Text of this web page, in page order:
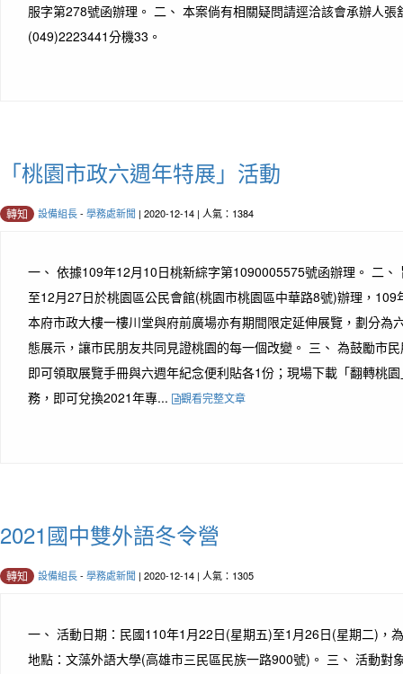
服字第278號函辦理。 二、 本案倘有相關疑問請逕洽該會承辦人張
(049)2223441分機33。
「桃園市政六週年特展」活動
轉知 設備組長- 學務處新聞 | 2020-12-14 | 人氣：1384
一、 依據109年12月10日桃新綜字第1090005575號函辦理。 二、
至12月27日於桃園區公民會館(桃園市桃園區中華路8號)辦理，
本府市政大樓一樓川堂與府前廣場亦有期間限定延伸展覽，劃分為
態展示，讓市民朋友共同見證桃園的每一個改變。 三、 為鼓勵市
即可領取展覽手冊與六週年紀念便利貼各1份；現場下載「翻轉桃
務，即可兌換2021年專...
觀看完整文章
2021國中雙外語冬令營
轉知 設備組長- 學務處新聞 | 2020-12-14 | 人氣：1305
一、 活動日期：民國110年1月22日(星期五)至1月26日(星期二)，
地點：文藻外語大學(高雄市三民區民族一路900號)。 三、 活動對